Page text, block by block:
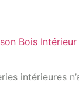
Bois Intérieur
intérieures